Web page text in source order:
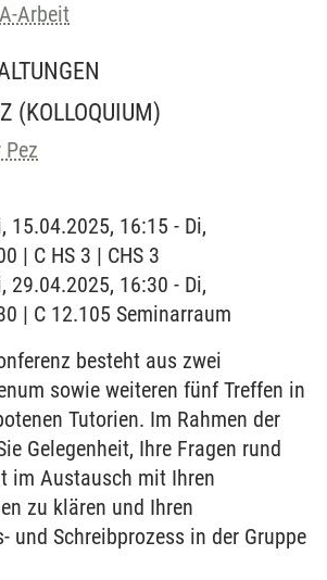
Arbeit
(KOLLOQUIUM)
Pez
15.04.2025, 16:15 - Di,
| C HS 3 | CHS 3
29.04.2025, 16:30 - Di,
| C 12.105 Seminarraum
besteht aus zwei
sowie weiteren fünf Treffen in
Tutorien. Im Rahmen der
Gelegenheit, Ihre Fragen rund
im Austausch mit Ihren
zu klären und Ihren
und Schreibprozess in der Gruppe